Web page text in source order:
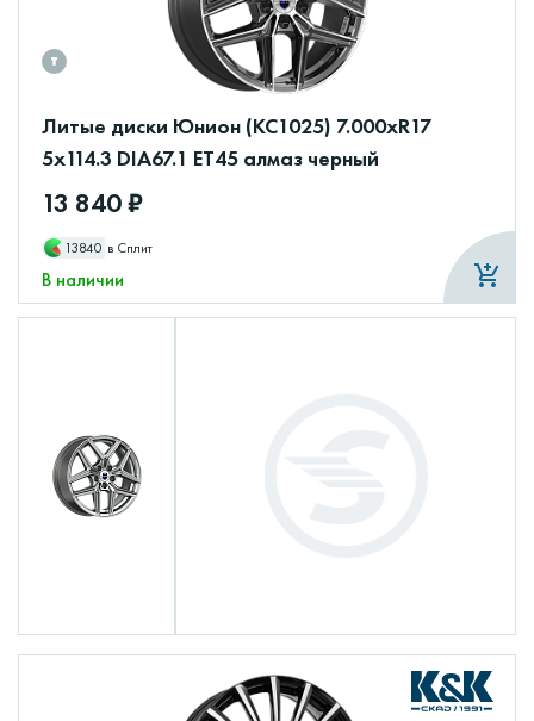
Литые диски Юнион (КС1025) 7.000xR17
5x114.3 DIA67.1 ET45 алмаз черный
13 840 ₽
13840 в Сплит
В наличии